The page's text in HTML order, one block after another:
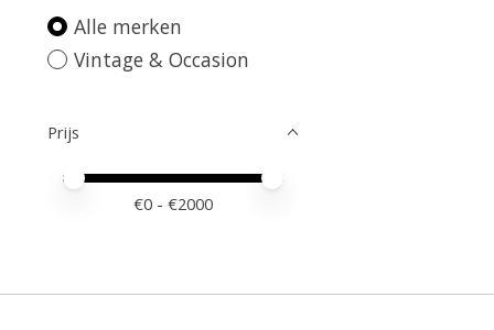
Alle merken
Vintage & Occasion
Prijs
Minimale prijswaarde
Price maximum value
€0 - €2000